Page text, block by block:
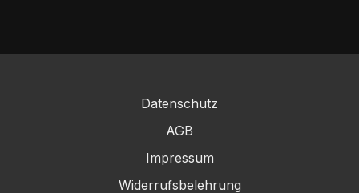
Datenschutz
AGB
Impressum
Widerrufsbelehrung